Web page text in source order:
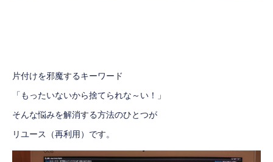
片付けを邪魔するキーワード
「もったいないから捨てられな～い！」
そんな悩みを解消する方法のひとつが
リユース（再利用）です。